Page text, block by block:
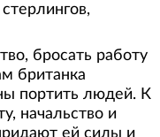
бросать работу
британка
портить людей. К
начальство и